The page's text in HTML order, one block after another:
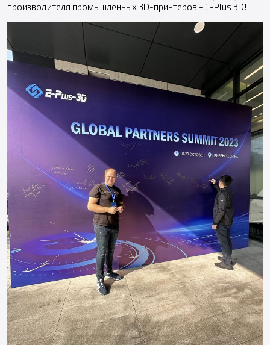
производителя промышленных 3D-принтеров - E-Plus 3D!